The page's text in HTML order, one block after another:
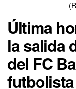
Última
la salida
del FC